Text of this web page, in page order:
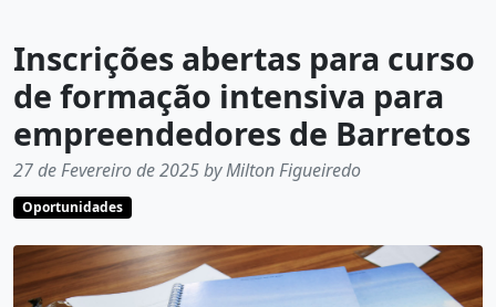
Inscrições abertas para curso
de formação intensiva para
empreendedores de Barretos
27 de Fevereiro de 2025 by Milton Figueiredo
Oportunidades